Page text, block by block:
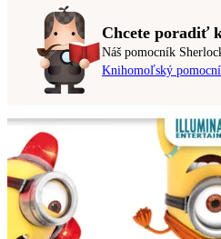
Chcete poradiť
Náš pomocník
Knihomoľský